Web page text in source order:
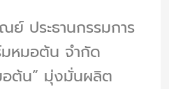
ประธานกรรมการ
หมอต้น จำกัด
อต้น” มุ่งมั่นผลิต